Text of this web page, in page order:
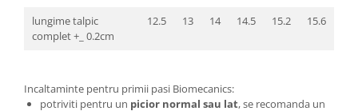
lungime talpic
complet +_ 0.2cm
12.5 13 14 14.5 15.2 15.6
Incaltaminte pentru primii pasi Biomecanics:
potriviti pentru un picior normal sau lat, se recomanda un